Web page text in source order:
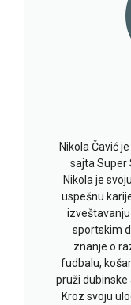
Nikola Čavić
sajta Super
Nikola je
uspešnu
sportskim
znanje o
fudbalu,
pruži dubinske
Kroz svoju